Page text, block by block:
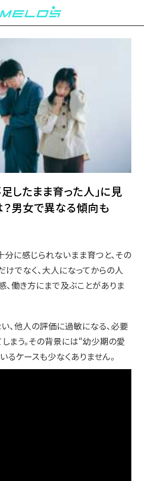
したまま育った人」に見
男女で異なる傾向も
に感じられないまま育つと、その
でなく、大人になってからの人
働き方にまで及ぶことがありま
、他人の評価に過敏になる、必要
まう。その背景には“幼少期の愛
るケースも少なくありません。